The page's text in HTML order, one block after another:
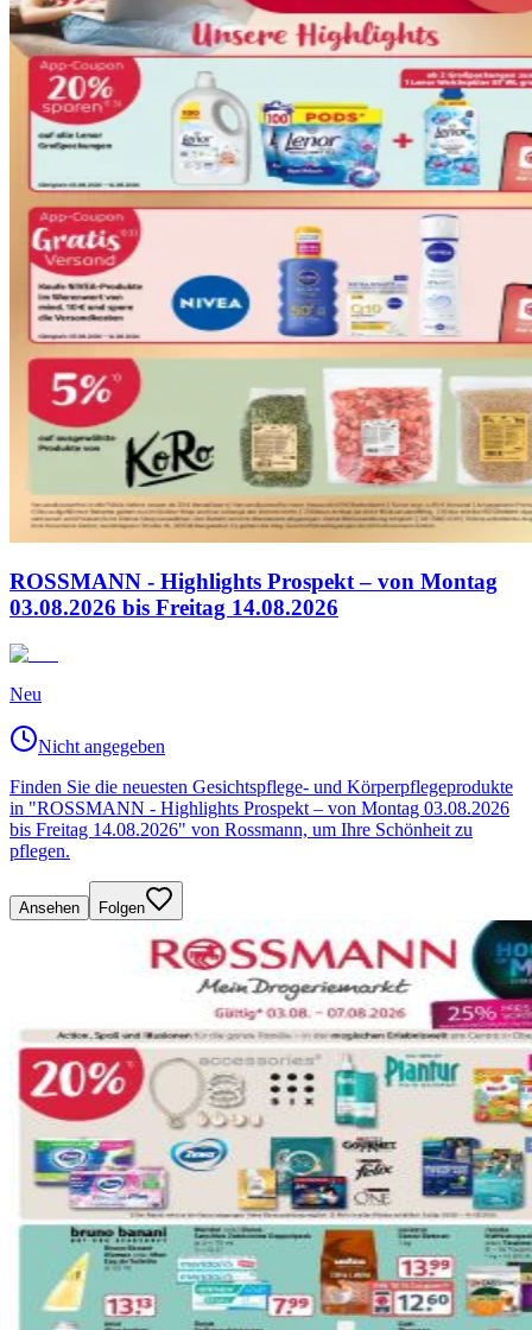
ROSSMANN - Highlights Prospekt – von Montag
03.08.2026 bis Freitag 14.08.2026
Neu
Nicht angegeben
Finden Sie die neuesten Gesichtspflege- und Körperpflegeprodukte
in "ROSSMANN - Highlights Prospekt – von Montag 03.08.2026
bis Freitag 14.08.2026" von Rossmann, um Ihre Schönheit zu
pflegen.
Ansehen Folgen